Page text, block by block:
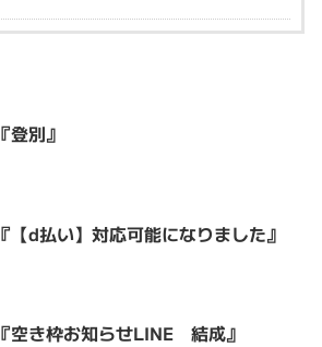
『登別』
『【d払い】対応可能になりました』
『空き枠お知らせLINE 結成』